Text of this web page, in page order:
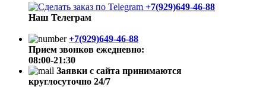
+7(929)649-46-88
Наш Телеграм
+7(929)649-46-88
Прием звонков ежедневно:
08:00-21:30
Заявки с сайта принимаются
круглосуточно 24/7